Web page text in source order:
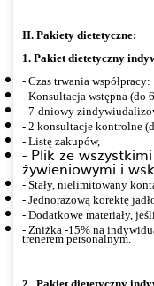
II. Pakiety dietetyczne:
1. Pakiet dietetyczny
- Czas trwania współpracy:
- Konsultacja wstępna (do
- 7-dniowy
- 2 konsultacje kontrolne
- Listę zakupów,
- Plik ze
żywieniowymi i
- Stały, nielimitowany
- Jednorazową korektę
- Dodatkowe materiały,
- Zniżka -15% na
trenerem personalnym.